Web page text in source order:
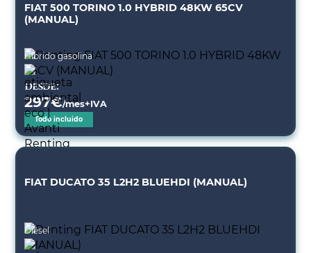
FIAT 500 TORINO 1.0 HYBRID 48KW 65CV
(MANUAL)
Híbrido gasolina
Desde:
297€/mes+IVA
Todo incluido
FIAT DUCATO 35 L2H2 BLUEHDI (MANUAL)
Diésel